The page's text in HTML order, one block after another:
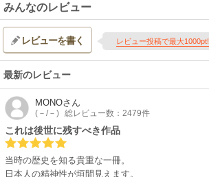
みんなのレビュー
レビューを書く レビュー投稿で最大1000pt!
最新のレビュー
MONOさん
(－/－) 総レビュー数：2479件
これは後世に残すべき作品
当時の歴史を知る貴重な一冊。
日本人の精神性が垣間見えます。